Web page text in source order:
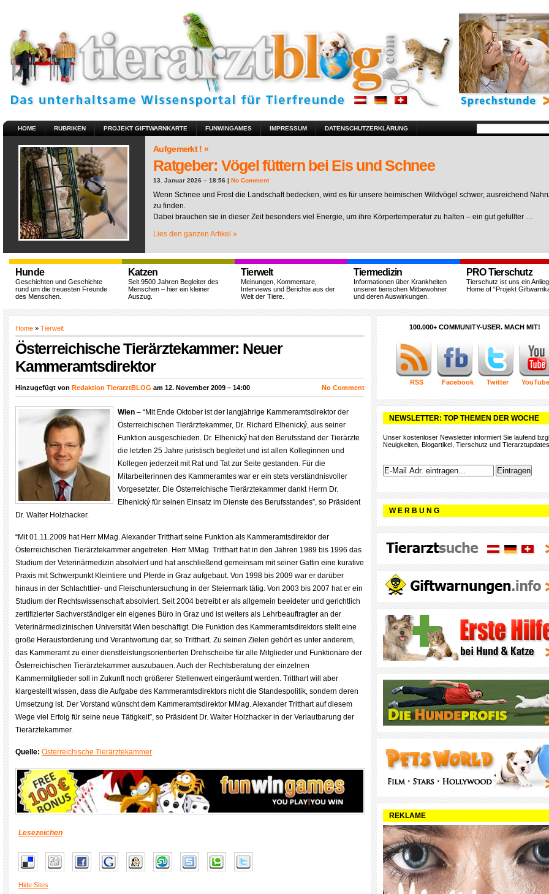
HOME RUBRIKEN PROJEKT GIFTWARNKARTE FUNWINGAMES IMPRESSUM DATENSCHUTZERKLÄRUNG
Aufgemerkt ! »
Ratgeber: Vögel füttern bei Eis und Schnee
13. Januar 2026 – 18:56 | No Comment
Wenn Schnee und Frost die Landschaft bedecken, wird es für unsere heimischen Wildvögel schwer, ausreichend
zu finden.
Dabei brauchen sie in dieser Zeit besonders viel Energie, um ihre Körpertemperatur zu halten – ein gut gefüllter …
Lies den ganzen Artikel »
Hunde
Geschichten und Geschichte
rund um die treuesten Freunde
des Menschen.
Katzen
Seit 9500 Jahren Begleiter des
Menschen – hier ein kleiner
Auszug.
Tierwelt
Meinungen, Kommentare,
Interviews und Berichte aus der
Welt der Tiere.
Tiermedizin
Informationen über Krankheiten
unserer tierischen Mitbewohner
und deren Auswirkungen.
PRO Tierschutz
Tierschutz ist uns ein
Home of “Projekt
Home » Tierwelt
Österreichische Tierärztekammer: Neuer
Kammeramtsdirektor
Hinzugefügt von Redaktion TierarztBLOG am 12. November 2009 – 14:00 No Comment
Wien – “Mit Ende Oktober ist der langjährige Kammeramtsdirektor der
Österreichischen Tierärztekammer, Dr. Richard Elhenický, aus seiner
Funktion ausgeschieden. Dr. Elhenický hat den Berufsstand der Tierärzte
die letzten 25 Jahre juristisch begleitet und ist allen Kolleginnen und
Kollegen jederzeit mit Rat und Tat zur Seite gestanden. Für die
Mitarbeiterinnen des Kammeramtes war er ein stets verständnisvoller
Vorgesetzter. Die Österreichische Tierärztekammer dankt Herrn Dr.
Elhenický für seinen Einsatz im Dienste des Berufsstandes”, so Präsident
Dr. Walter Holzhacker.
“Mit 01.11.2009 hat Herr MMag. Alexander Tritthart seine Funktion als Kammeramtsdirektor der
Österreichischen Tierärztekammer angetreten. Herr MMag. Tritthart hat in den Jahren 1989 bis 1996 das
Studium der Veterinärmedizin absolviert und hat anschließend gemeinsam mit seiner Gattin eine kurative
Praxis mit Schwerpunkt Kleintiere und Pferde in Graz aufgebaut. Von 1998 bis 2009 war er darüber
hinaus in der Schlachttier- und Fleischuntersuchung in der Steiermark tätig. Von 2003 bis 2007 hat er ein
Studium der Rechtswissenschaft absolviert. Seit 2004 betreibt er als allgemein beeideter und gerichtlich
zertifizierter Sachverständiger ein eigenes Büro in Graz und ist weiters als Lehrbeauftragter an der
Veterinärmedizinischen Universität Wien beschäftigt. Die Funktion des Kammeramtsdirektors stellt eine
große Herausforderung und Verantwortung dar, so Tritthart. Zu seinen Zielen gehört es unter anderem,
das Kammeramt zu einer dienstleistungsorientierten Drehscheibe für alle Mitglieder und Funktionäre der
Österreichischen Tierärztekammer auszubauen. Auch der Rechtsberatung der einzelnen
Kammermitglieder soll in Zukunft noch größerer Stellenwert eingeräumt werden. Tritthart will aber
klargestellt wissen, dass die Aufgabe des Kammeramtsdirektors nicht die Standespolitik, sondern deren
Umsetzung ist. Der Vorstand wünscht dem Kammeramtsdirektor MMag. Alexander Tritthart auf diesem
Wege viel Erfolg für seine neue Tätigkeit”, so Präsident Dr. Walter Holzhacker in der Verlautbarung der
Tierärztekammer.
Quelle: Österreichische Tierärztekammer
Lesezeichen
Hide Sites
100.000+ COMMUNITY-USER. MACH MIT!
RSS Facebook Twitter YouTube
NEWSLETTER: TOP THEMEN DER WOCHE
Unser kostenloser Newsletter informiert Sie laufend
Neuigkeiten, Blogartikel, Tierschutz und
W E R B U N G
REKLAME